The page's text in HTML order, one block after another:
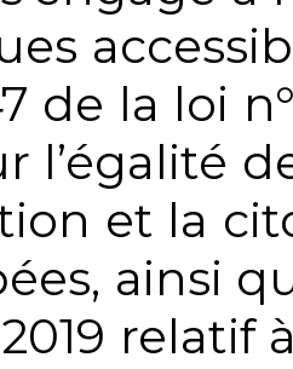
de la loi
l’égalité
et la
ainsi
relatif